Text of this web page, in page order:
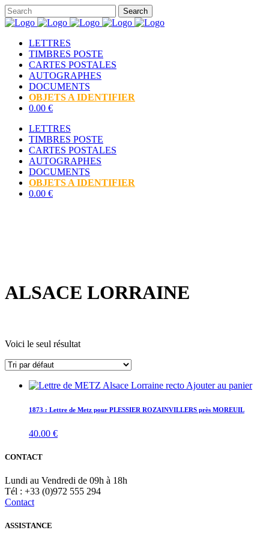
LETTRES
TIMBRES POSTE
CARTES POSTALES
AUTOGRAPHES
DOCUMENTS
OBJETS A IDENTIFIER
0.00 €
LETTRES
TIMBRES POSTE
CARTES POSTALES
AUTOGRAPHES
DOCUMENTS
OBJETS A IDENTIFIER
0.00 €
ALSACE LORRAINE
Voici le seul résultat
Ajouter au panier
1873 : Lettre de Metz pour PLESSIER ROZAINVILLERS près MOREUIL
40.00 €
CONTACT
Lundi au Vendredi de 09h à 18h
Tél : +33 (0)972 555 294
Contact
ASSISTANCE